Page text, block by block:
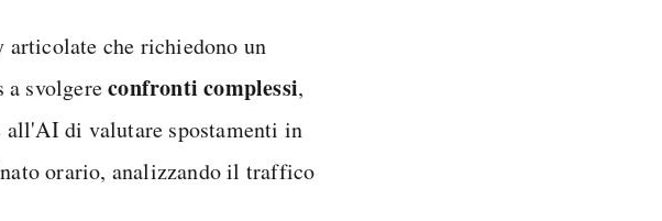
che richiedono un
a svolgereconfronti complessi,
all'AI di valutare spostamenti in
orario, analizzando il traffico